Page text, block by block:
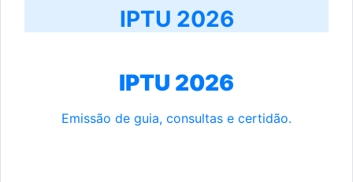
IPTU 2026
IPTU 2026
Emissão de guia, consultas e certidão.